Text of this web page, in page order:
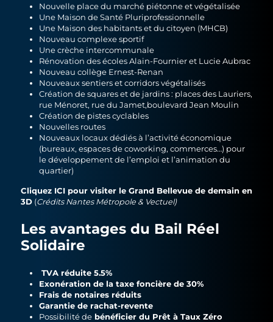
Nouvelle place du marché piétonne et végétalisée
Une Maison de Santé Pluriprofessionnelle
Une Maison des habitants et du citoyen (MHCB)
Nouveau complexe sportif
Une crèche intercommunale
Rénovation des écoles Alain-Fournier et Lucie Aubrac
Nouveau collège Ernest-Renan
Nouveaux sentiers et corridors végétalisés
Création de squares et de jardins : places des Lauriers,
rue Ménoret, rue du Jamet,boulevard Jean Moulin
Création de pistes cyclables
Nouvelles routes
Nouveaux locaux dédiés à l’activité économique
(bureaux, espaces de coworking, commerces…) pour
le développement de l’emploi et l’animation du
quartier)
Cliquez ICI pour visiter le Grand Bellevue de demain en
3D(Crédits Nantes Métropole & Vectuel)
Les avantages du Bail Réel
Solidaire
TVA réduite 5.5%
Exonération de la taxe foncière de 30%
Frais de notaires réduits
Garantie de rachat-revente
Possibilité debénéficier du Prêt à Taux Zéro